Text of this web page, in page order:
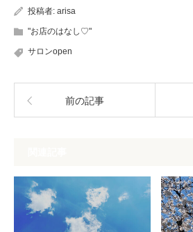
投稿者: arisa
"お店のはなし♡"
サロンopen
前の記事